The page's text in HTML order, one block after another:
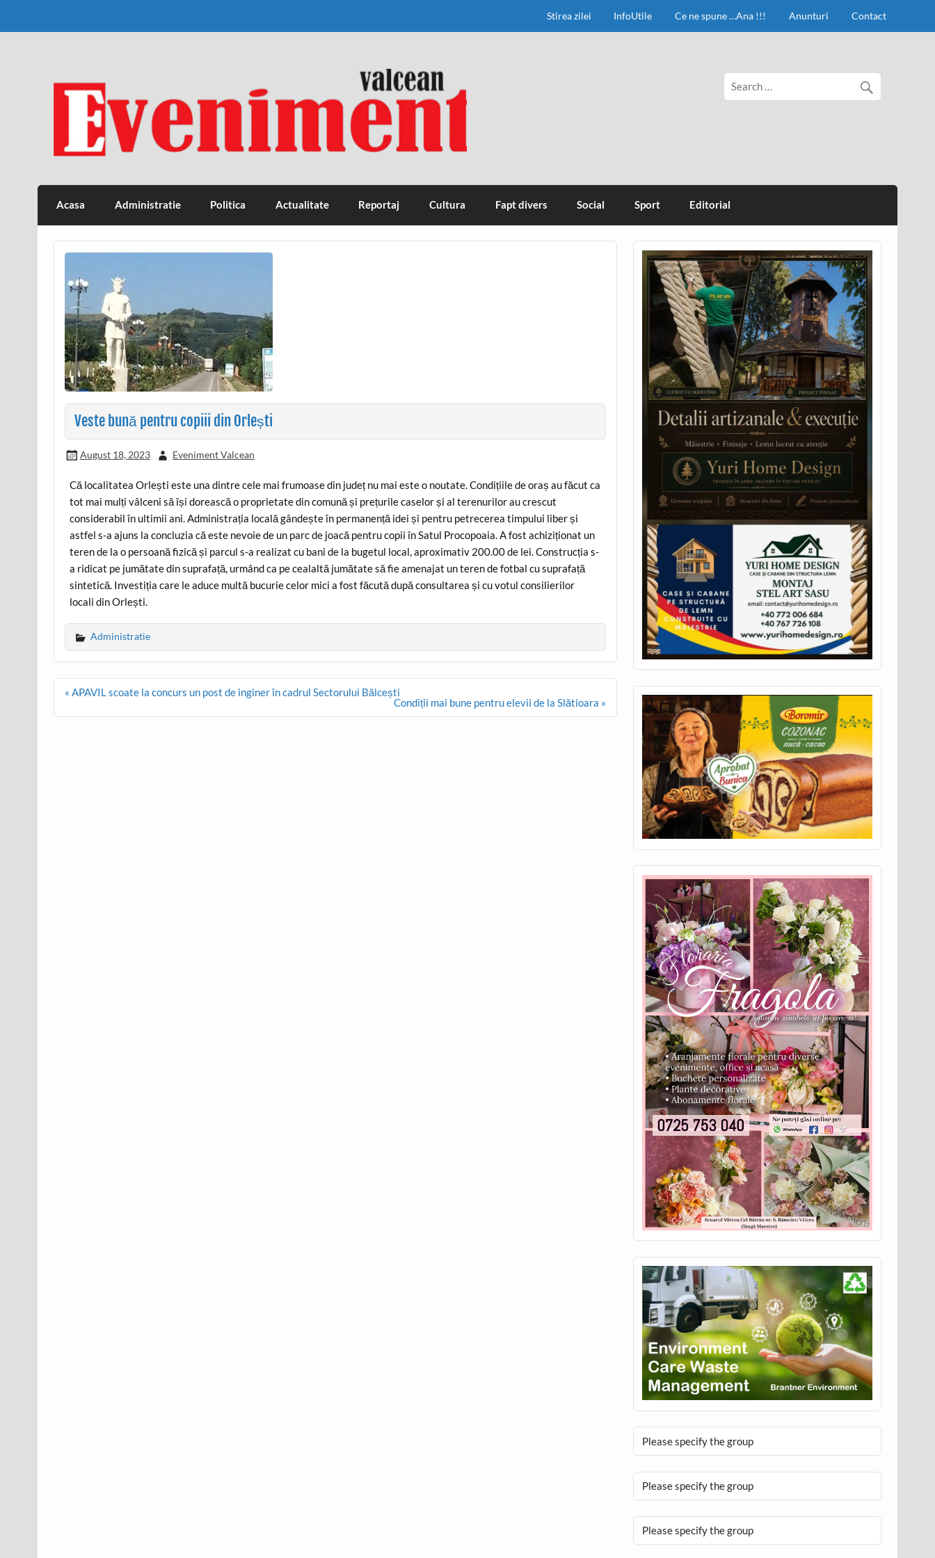
Stirea zilei InfoUtile Ce ne spune …Ana !!! Anunturi Contact
Eveniment Valcean
Acasa Administratie Politica Actualitate Reportaj Cultura Fapt divers Social Sport Editorial
Veste bună pentru copiii din Orlești
August 18, 2023 Eveniment Valcean
Că localitatea Orlești este una dintre cele mai frumoase din județ nu mai este o noutate. Condițiile de oraș au făcut ca
tot mai mulți vâlceni să își dorească o proprietate din comună și prețurile caselor și al terenurilor au crescut
considerabil în ultimii ani. Administrația locală gândește în permanență idei și pentru petrecerea timpului liber și
astfel s-a ajuns la concluzia că este nevoie de un parc de joacă pentru copii în Satul Procopoaia. A fost achiziționat un
teren de la o persoană fizică și parcul s-a realizat cu bani de la bugetul local, aproximativ 200.00 de lei. Construcția s-
a ridicat pe jumătate din suprafață, urmând ca pe cealaltă jumătate să fie amenajat un teren de fotbal cu suprafață
sintetică. Investiția care le aduce multă bucurie celor mici a fost făcută după consultarea și cu votul consilierilor
locali din Orlești.
Administratie
Post
« APAVIL scoate la concurs un post de inginer în cadrul Sectorului Bălcești
Condiții mai bune pentru elevii de la Slătioara »
Please specify the group
Please specify the group
Please specify the group